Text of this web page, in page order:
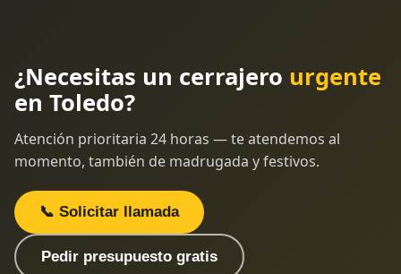
¿Necesitas un cerrajero urgente
en Toledo?
Atención prioritaria 24 horas — te atendemos al
momento, también de madrugada y festivos.
📞 Solicitar llamada
Pedir presupuesto gratis